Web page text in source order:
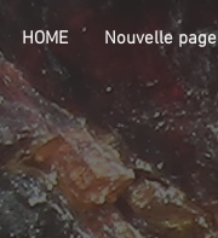
HOME Nouvelle page